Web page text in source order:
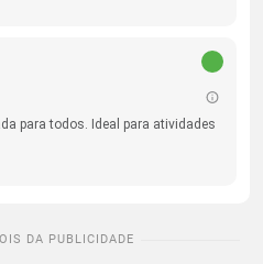
para todos. Ideal para atividades